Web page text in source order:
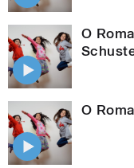
O
O